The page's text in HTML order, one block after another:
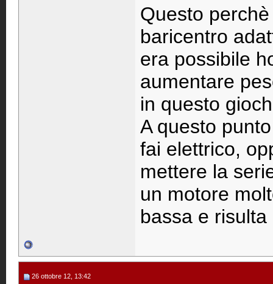
Questo
baricentro
era possibile
aumentare
in questo
A questo
fai elettrico,
mettere la
un motore
bassa e
26 ottobre 12, 13:42